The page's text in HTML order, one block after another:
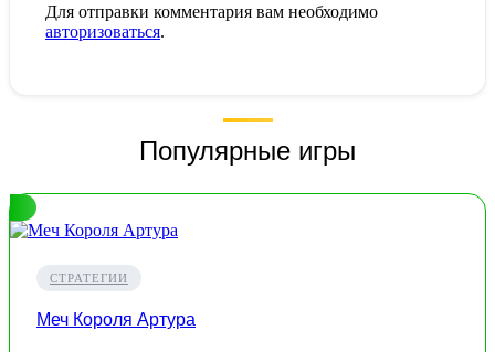
Для отправки комментария вам необходимо
авторизоваться.
Популярные игры
СТРАТЕГИИ
Меч Короля Артура